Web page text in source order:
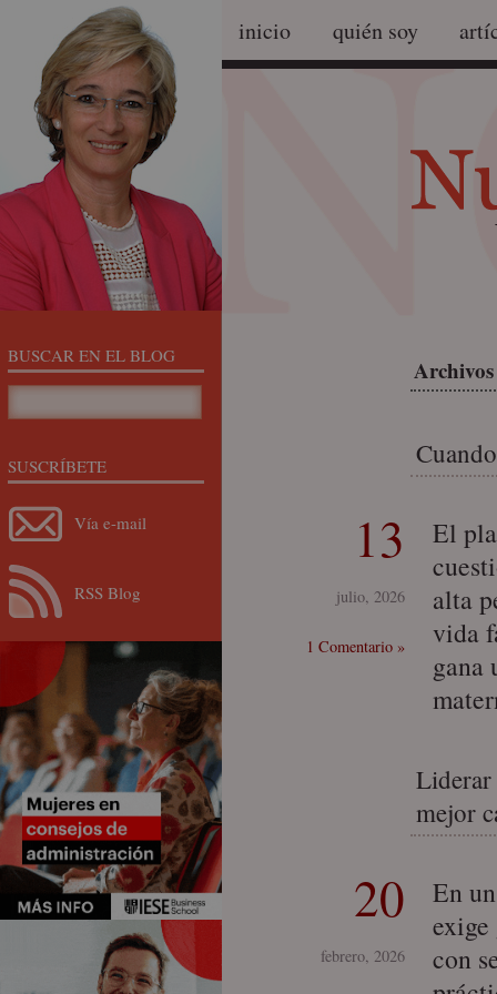
inicio quién soy
Archivos
13
julio, 2026
1 Comentario »
El
alta
vida
gana
Liderar
mejor
20
febrero, 2026
En
con
BUSCAR EN EL BLOG
SUSCRÍBETE
Vía e-mail
RSS Blog